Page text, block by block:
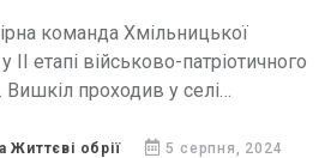
команда Хмільницької
етапі військово-патріотичного
проходив у селі
Життєві обрії 5 серпня, 2024